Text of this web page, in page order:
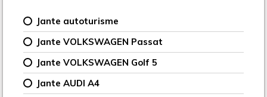
Jante autoturisme
Jante VOLKSWAGEN Passat
Jante VOLKSWAGEN Golf 5
Jante AUDI A4